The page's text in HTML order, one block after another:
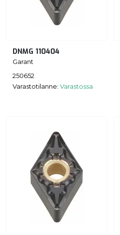
DNMG 110404
Garant
250652
Varastotilanne: Varastossa